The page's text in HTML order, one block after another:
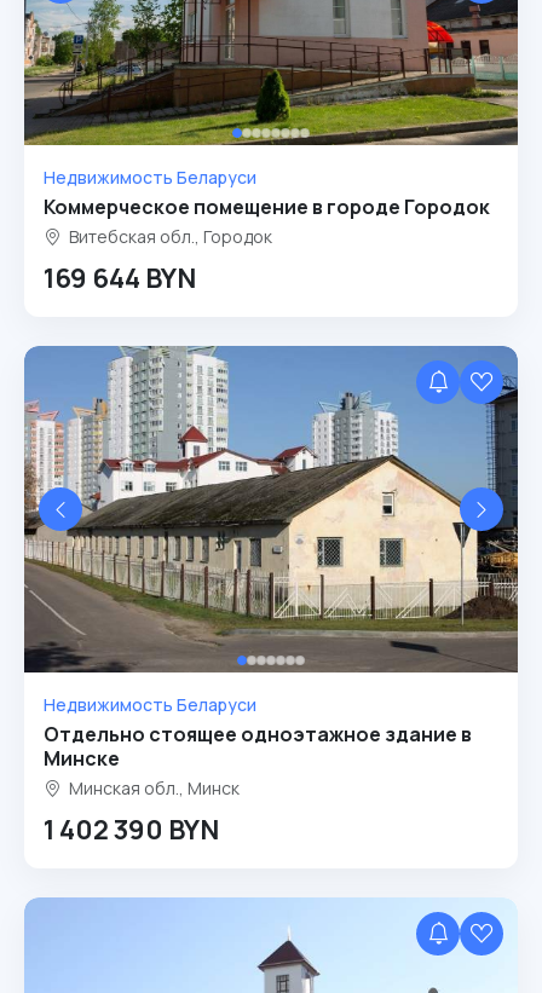
Недвижимость Беларуси
Коммерческое помещение в городе Городок
Витебская обл., Городок
169 644 BYN
Недвижимость Беларуси
Отдельно стоящее одноэтажное здание в
Минске
Минская обл., Минск
1 402 390 BYN